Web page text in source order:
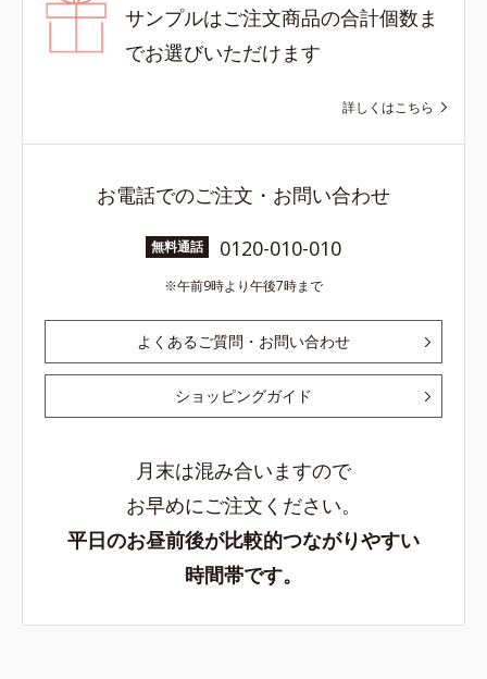
サンプルはご注文商品の合計個数ま
でお選びいただけます
詳しくはこちら
お電話でのご注文・お問い合わせ
無料通話 0120-010-010
午前9時より午後7時まで
よくあるご質問・お問い合わせ
ショッピングガイド
月末は混み合いますので
お早めにご注文ください。
平日のお昼前後が比較的つながりやすい
時間帯です。